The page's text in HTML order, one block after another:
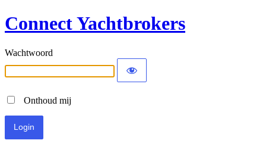
Connect Yachtbrokers
Wachtwoord
Onthoud mij